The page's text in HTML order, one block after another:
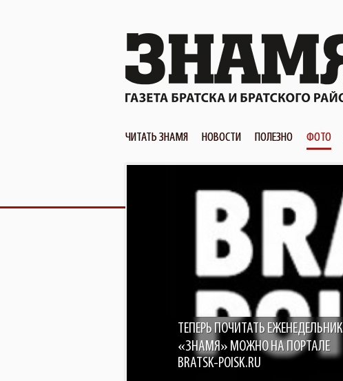
ЧИТАТЬ ЗНАМЯ НОВОСТИ ПОЛЕЗНО ФОТО
ТЕПЕРЬ ПОЧИТАТЬ ЕЖЕНЕДЕЛЬНИК
«ЗНАМЯ» МОЖНО НА ПОРТАЛЕ
BRATSK-POISK.RU